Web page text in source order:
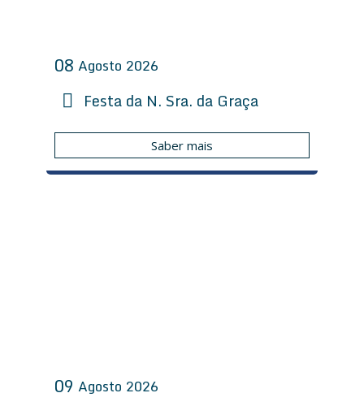
08 Agosto 2026
Festa da N. Sra. da Graça
Saber mais
09 Agosto 2026